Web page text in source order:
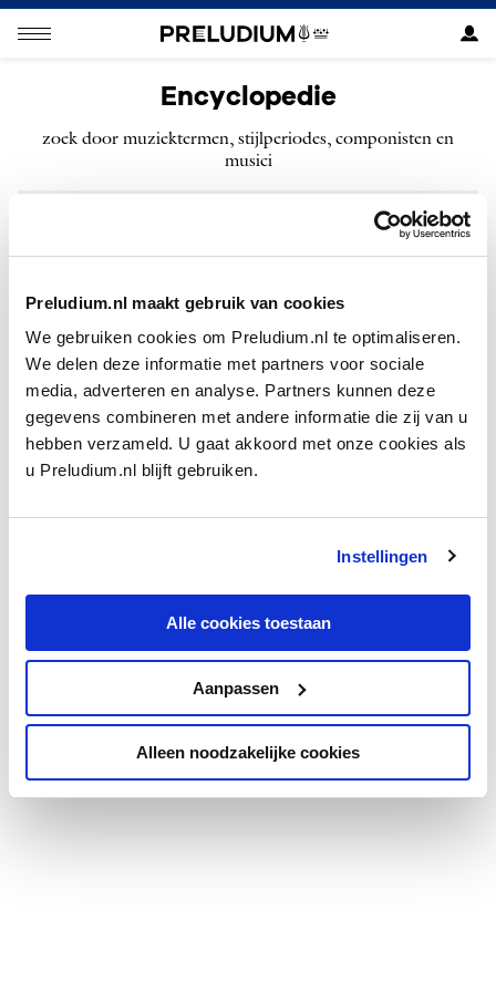
Preludium.nl maakt gebruik van cookies
We gebruiken cookies om Preludium.nl te optimaliseren.
We delen deze informatie met partners voor sociale
media, adverteren en analyse. Partners kunnen deze
gegevens combineren met andere informatie die zij van u
hebben verzameld. U gaat akkoord met onze cookies als
u Preludium.nl blijft gebruiken.
Instellingen
Alle cookies toestaan
Aanpassen
Alleen noodzakelijke cookies
Encyclopedie
zoek door muziektermen, stijlperiodes, componisten en
musici
ZOEKEN
Geen resultaten gevonden voor “”.